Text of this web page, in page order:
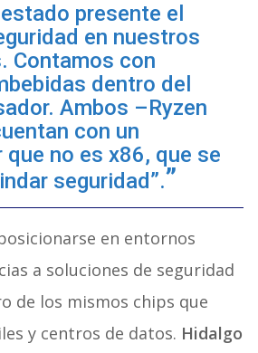
presente el
en nuestros
Contamos con
dentro del
Ambos –Ryzen
con un
no es x86, que se
seguridad”.
en entornos
a soluciones de seguridad
de los mismos chips que
y centros de datos. Hidalgo